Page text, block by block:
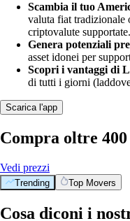
Scambia il tuo
valuta fiat tradizionale
criptovalute supportate.
Genera potenziali
asset idonei per
Scopri i vantaggi di
di tutti i giorni
Scarica l'app
Compra oltre
Vedi prezzi
Trending Top Movers
Cosa diconi i